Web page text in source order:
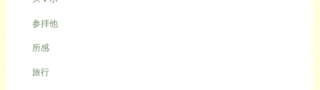
参拝他
所感
旅行